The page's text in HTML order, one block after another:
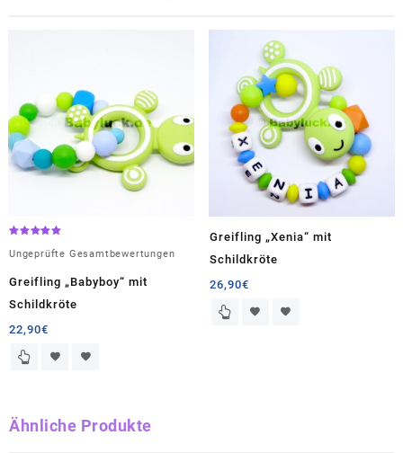
mit
5.00
Ungeprüfte Gesamtbewertungen
Greifling „Babyboy“ mit
Schildkröte
22,90€
Greifling „Xenia“ mit
Schildkröte
26,90€
Ähnliche Produkte